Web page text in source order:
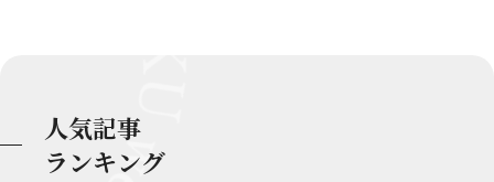
人気記事
ランキング